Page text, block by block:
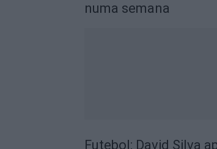
numa semana
Futebol: David Silva